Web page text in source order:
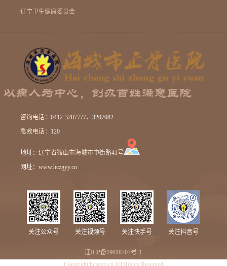
辽宁卫生健康委员会
咨询电话：0412-3207777、3207082
急救电话： 120
地址：辽宁省鞍山市海城市中街路41号
网址：www.hczgyy.cn
关注公众号 关注视频号 关注快手号 关注抖音号
辽ICP备19018707号-1